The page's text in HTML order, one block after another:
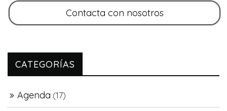
CATEGORÍAS
Agenda (17)